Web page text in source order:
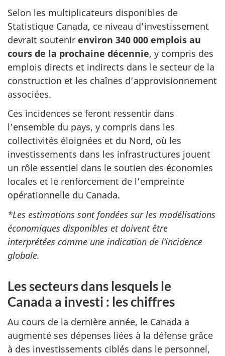
Selon les multiplicateurs disponibles de
Statistique Canada, ce niveau d’investissement
devrait soutenir environ 340 000 emplois au
cours de la prochaine décennie, y compris des
emplois directs et indirects dans le secteur de la
construction et les chaînes d’approvisionnement
associées.
Ces incidences se feront ressentir dans
l’ensemble du pays, y compris dans les
collectivités éloignées et du Nord, où les
investissements dans les infrastructures jouent
un rôle essentiel dans le soutien des économies
locales et le renforcement de l’empreinte
opérationnelle du Canada.
*Les estimations sont fondées sur les modélisations
économiques disponibles et doivent être
interprétées comme une indication de l’incidence
globale.
Les secteurs dans lesquels le
Canada a investi : les chiffres
Au cours de la dernière année, le Canada a
augmenté ses dépenses liées à la défense grâce
à des investissements ciblés dans le personnel,